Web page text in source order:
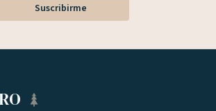
Suscribirme